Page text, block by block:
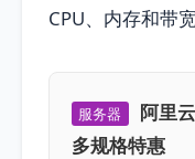
CPU、内存和带宽
服务器
阿里
多规格特惠